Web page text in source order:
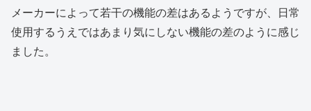
メーカーによって若干の機能の差はあるようですが、日常
使用するうえではあまり気にしない機能の差のように感じ
ました。